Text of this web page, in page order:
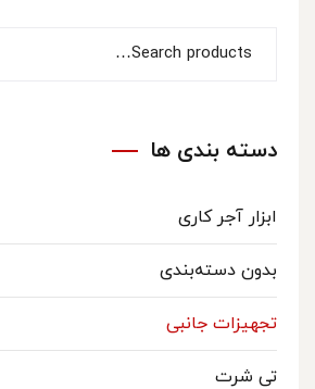
دسته بندی ها
ابزار آجر کاری
بدون دسته‌بندی
تجهیزات جانبی
تی شرت